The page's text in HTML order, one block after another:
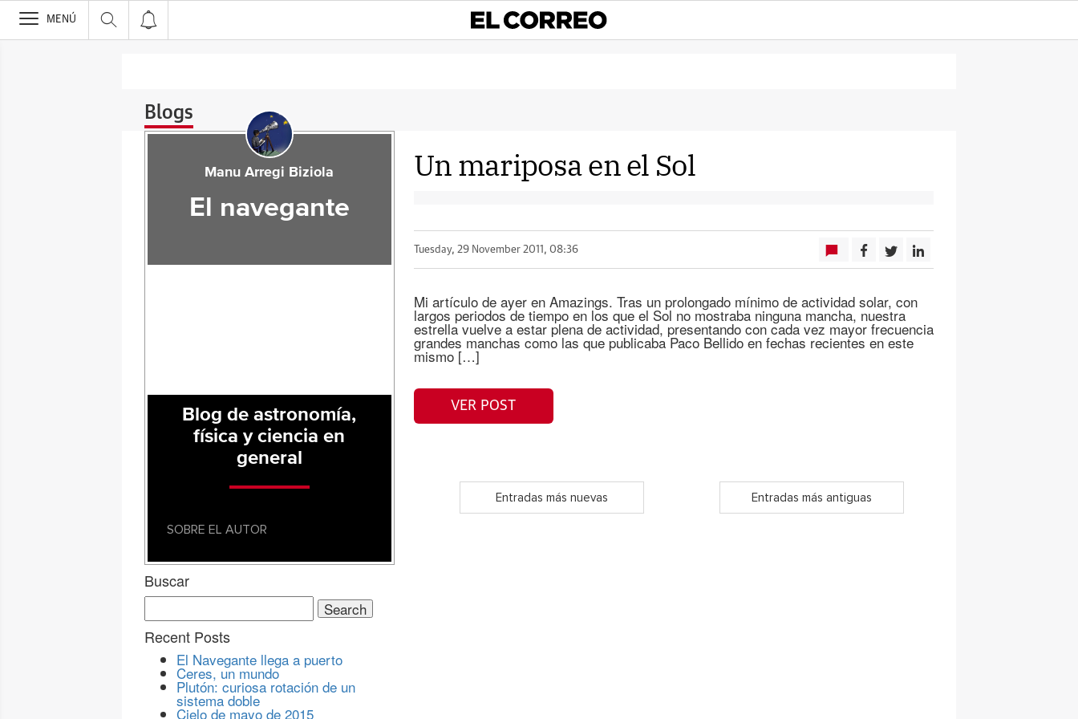
>
MENÚ
Blogs
Un mariposa en el Sol
Tuesday, 29 November 2011, 08:36
Mi artículo de ayer en Amazings. Tras un prolongado mínimo de actividad solar, con
largos periodos de tiempo en los que el Sol no mostraba ninguna mancha, nuestra
estrella vuelve a estar plena de actividad, presentando con cada vez mayor frecuencia
grandes manchas como las que publicaba Paco Bellido en fechas recientes en este
mismo […]
VER POST
Entradas más nuevas Entradas más antiguas
Manu Arregi Biziola
El navegante
Blog de astronomía,
física y ciencia en
general
SOBRE EL AUTOR
Buscar
Search
for:
Recent Posts
El Navegante llega a puerto
Ceres, un mundo
Plutón: curiosa rotación de un
sistema doble
Cielo de mayo de 2015